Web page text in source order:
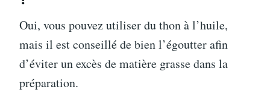
Oui, vous pouvez utiliser du thon à l’huile,
mais il est conseillé de bien l’égoutter afin
d’éviter un excès de matière grasse dans la
préparation.